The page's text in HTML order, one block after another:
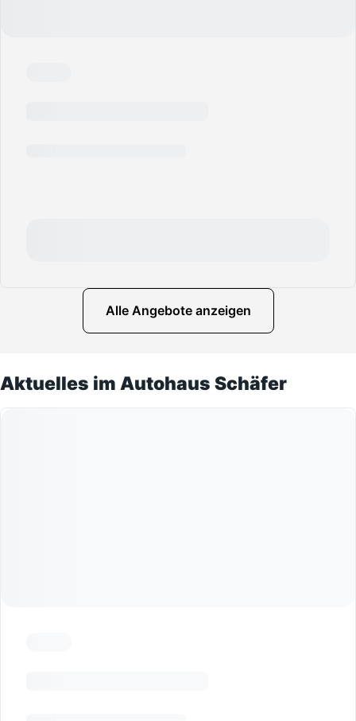
Alle Angebote anzeigen
Aktuelles im Autohaus Schäfer